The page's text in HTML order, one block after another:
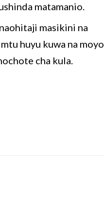
matamanio.
masikini na
huyu kuwa na moyo
cha kula.